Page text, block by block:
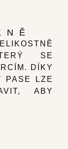
SE
DÍKY
PASE LZE
ABY